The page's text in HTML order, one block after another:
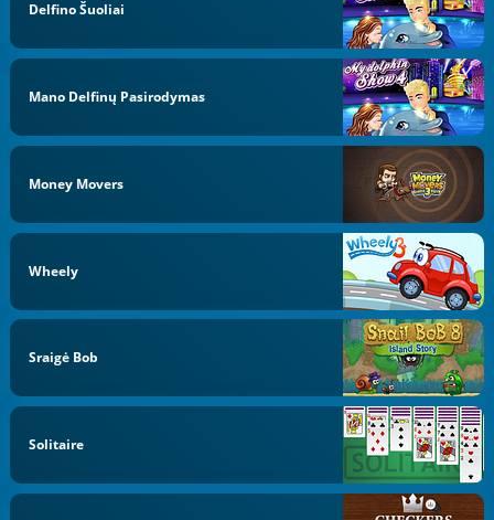
Delfino Šuoliai
Mano Delfinų Pasirodymas
Money Movers
Wheely
Sraigė Bob
Solitaire